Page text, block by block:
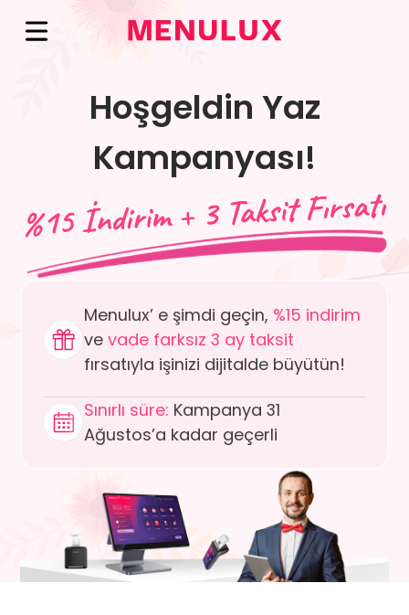
Hoşgeldin Yaz
Kampanyası!
Menulux’ e şimdi geçin, %15 indirim
ve vade farksız 3 ay taksit
fırsatıyla işinizi dijitalde büyütün!
Sınırlı süre: Kampanya 31
Ağustos’a kadar geçerli